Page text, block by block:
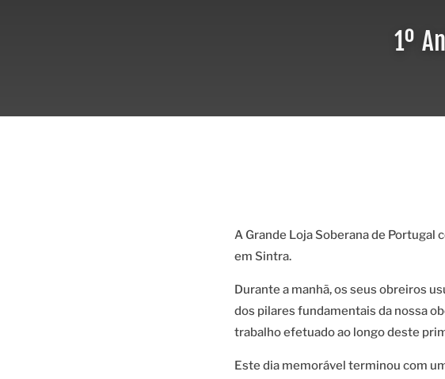
1º
A Grande Loja Soberana de Portugal
em Sintra.
Durante a manhã, os seus obreiros
dos pilares fundamentais da nossa
trabalho efetuado ao longo deste
Este dia memorável terminou com